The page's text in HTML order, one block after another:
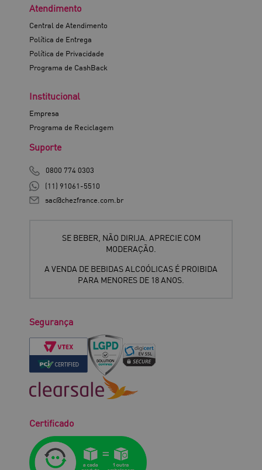
Atendimento
Central de Atendimento
Política de Entrega
Política de Privacidade
Programa de CashBack
Institucional
Empresa
Programa de Reciclagem
Suporte
0800 774 0303
(11) 91061-5510
sac@chezfrance.com.br
SE BEBER, NÃO DIRIJA. APRECIE COM
MODERAÇÃO.
A VENDA DE BEBIDAS ALCOÓLICAS É PROIBIDA
PARA MENORES DE 18 ANOS.
Segurança
Certificado